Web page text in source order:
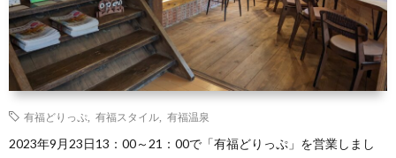
ル
イ
ル
プ
珈
琲
福
温
泉
info
べ
き
論!!
about
us
有福どりっぷ 有福スタイル 有福温泉
2023年9月23日13：00～21：00で「有福どりっぷ」を営業しまし